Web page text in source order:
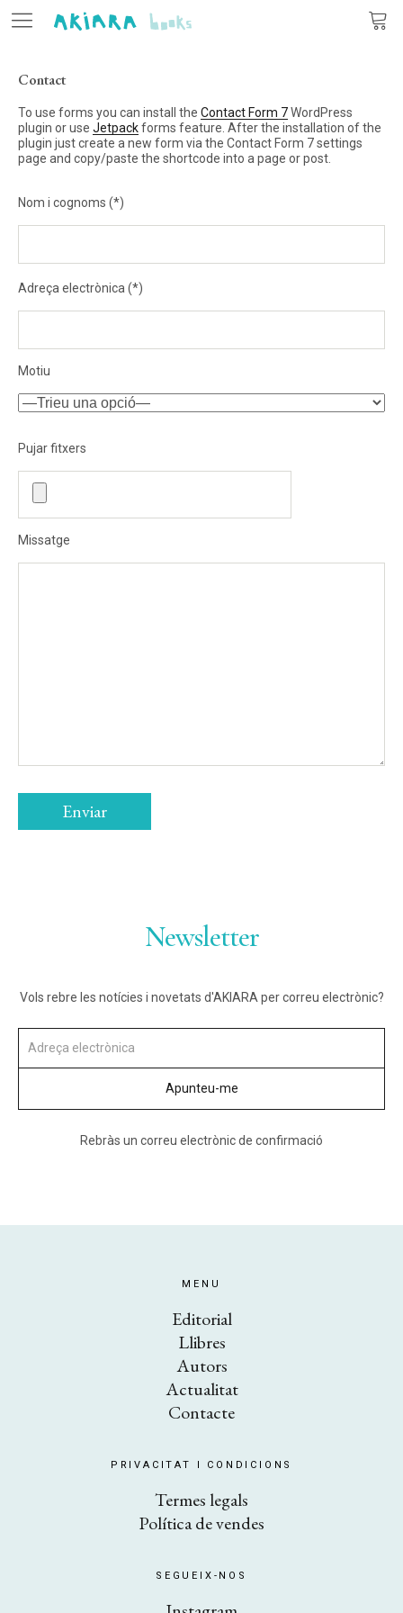
Llibres
Actualitat
Contacte
CA ES
(X)
Contact
To use forms you can install the Contact Form 7WordPress
plugin or use Jetpackforms feature. After the installation of the
plugin just create a new form via the Contact Form 7 settings
page and copy/paste the shortcode into a page or post.
Nom i cognoms (*)
aquest
Adreça electrònica (*)
Motiu
Pujar fitxers
Missatge
Newsletter
Vols rebre les notícies i novetats d'AKIARA per correu electrònic?
Rebràs un correu electrònic de confirmació
MENU
Editorial
Llibres
Autors
Actualitat
Contacte
PRIVACITAT I CONDICIONS
​Termes legals
Política de vendes
SEGUEIX-NOS